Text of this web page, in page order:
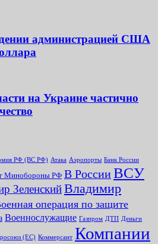
администрацией США
на Украине частично
РФ (ВС РФ) Атака Аэропорты Банк России
Минобороны РФ В России ВСУ
ЗеленскийВладимир
операция по защите
Военнослужащие Газпром ДТП Деньги
(ЕС) Коммерсант Компании